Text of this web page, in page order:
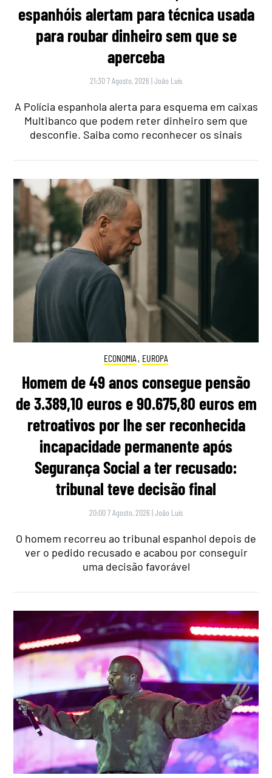
espanhóis alertam para técnica usada
para roubar dinheiro sem que se
aperceba
21:30 7 Agosto, 2026 |João Luís
A Polícia espanhola alerta para esquema em caixas
Multibanco que podem reter dinheiro sem que
desconfie. Saiba como reconhecer os sinais
ECONOMIA , EUROPA
Homem de 49 anos consegue pensão
de 3.389,10 euros e 90.675,80 euros em
retroativos por lhe ser reconhecida
incapacidade permanente após
Segurança Social a ter recusado:
tribunal teve decisão final
20:00 7 Agosto, 2026 |João Luís
O homem recorreu ao tribunal espanhol depois de
ver o pedido recusado e acabou por conseguir
uma decisão favorável